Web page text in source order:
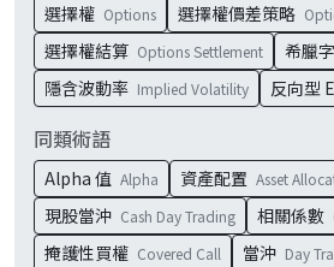
選擇權 Options 選擇權價差策略
選擇權結算 Options Settlement 希臘
隱含波動率 Implied Volatility 反向型
同類術語
Alpha 值 Alpha 資產配置 Asset
現股當沖 Cash Day Trading 相關係數
掩護性買權 Covered Call 當沖 Day